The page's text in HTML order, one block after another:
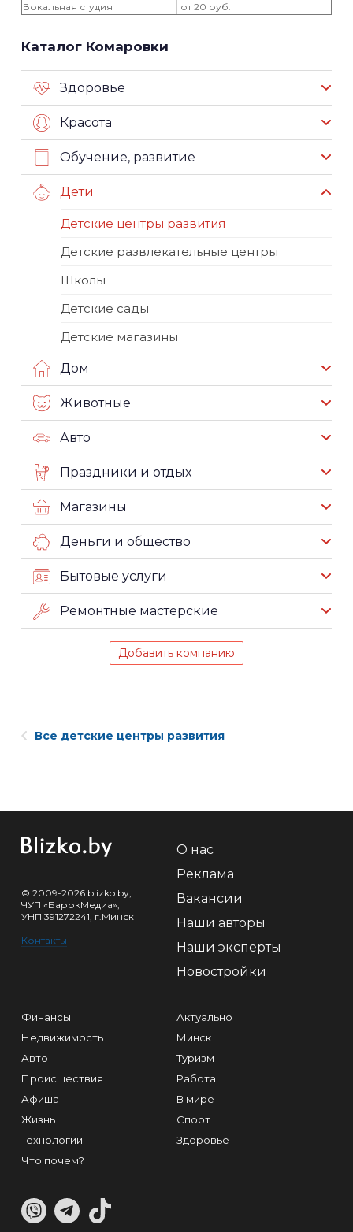
Вокальная студия
от 20 руб.
Каталог Комаровки
Здоровье
Красота
Обучение, развитие
Дети
Детские центры развития
Детские развлекательные центры
Школы
Детские сады
Детские магазины
Дом
Животные
Авто
Праздники и отдых
Магазины
Деньги и общество
Бытовые услуги
Ремонтные мастерские
Добавить компанию
Все детские центры развития
© 2009-2026 blizko.by,
ЧУП «БарокМедиа»,
УНП 391272241, г.Минск
Контакты
О нас
Реклама
Вакансии
Наши авторы
Наши эксперты
Новостройки
Финансы
Недвижимость
Авто
Происшествия
Афиша
Жизнь
Технологии
Что почем?
Актуально
Минск
Туризм
Работа
В мире
Спорт
Здоровье